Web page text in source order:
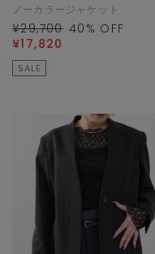
ノーカラージャケット
¥29,700 40 % OFF
¥17,820
SALE